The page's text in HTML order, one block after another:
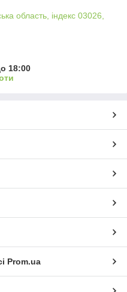
область, індекс 03026,
18:00
Prom.ua